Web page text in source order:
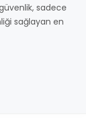
sadece
sağlayan en